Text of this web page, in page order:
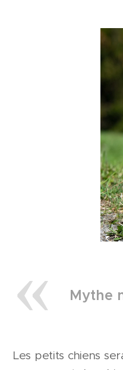
Mythe
Les petits chiens